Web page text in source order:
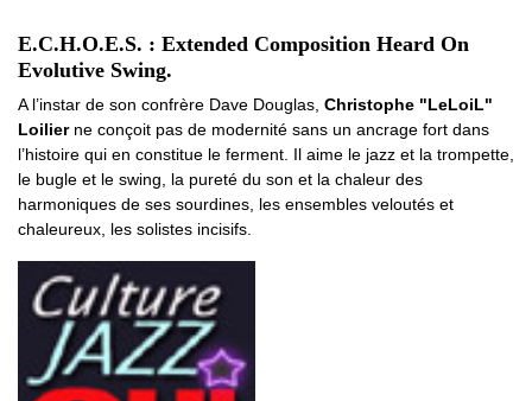
E.C.H.O.E.S. : Extended Composition Heard On
Evolutive Swing.
A l’instar de son confrère Dave Douglas, Christophe "LeLoiL"
Loilierne conçoit pas de modernité sans un ancrage fort dans
l’histoire qui en constitue le ferment. Il aime le jazz et la trompette,
le bugle et le swing, la pureté du son et la chaleur des
harmoniques de ses sourdines, les ensembles veloutés et
chaleureux, les solistes incisifs.